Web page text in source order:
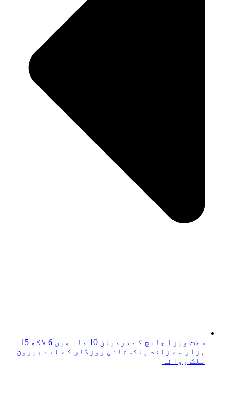
سخت ویزا جانچ کے درمیان 10 ماہ میں 6 لاکھ 15
ہزار سے زائد پاکستانی روزگار کے لیے بیرون
ملک روانہ